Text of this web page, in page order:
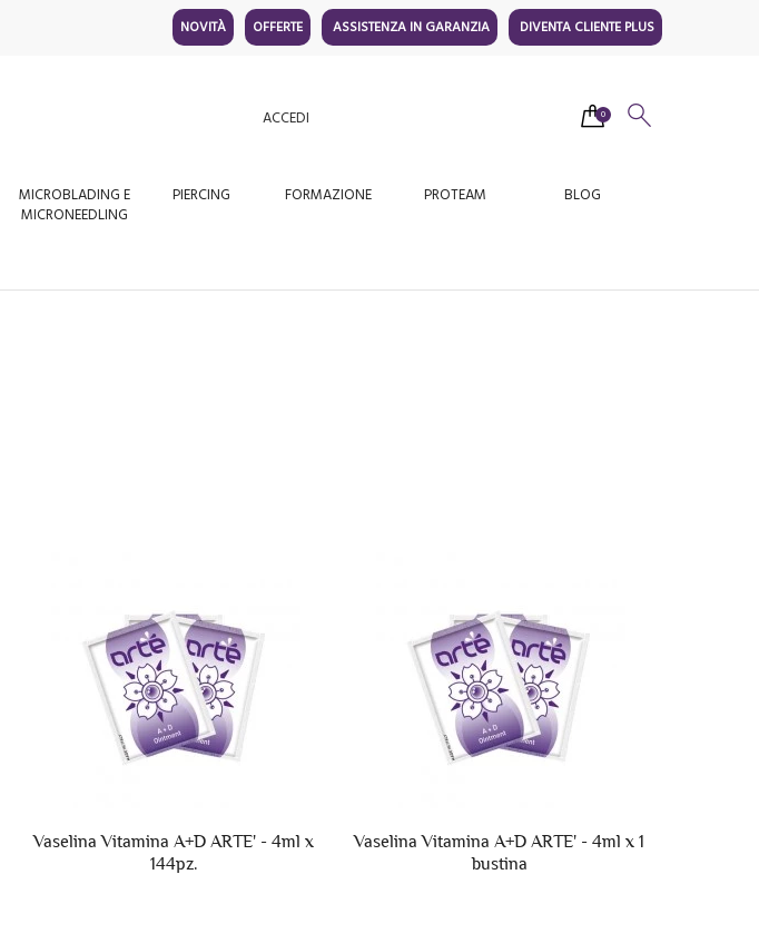
NOVITÀ OFFERTE ASSISTENZA IN GARANZIA DIVENTA CLIENTE PLUS
ACCEDI 0
MICROBLADING E
MICRONEEDLING
PIERCING FORMAZIONE PROTEAM BLOG
Vaselina Vitamina A+D ARTE' - 4ml x
144pz.
Vaselina Vitamina A+D ARTE' - 4ml x 1
bustina